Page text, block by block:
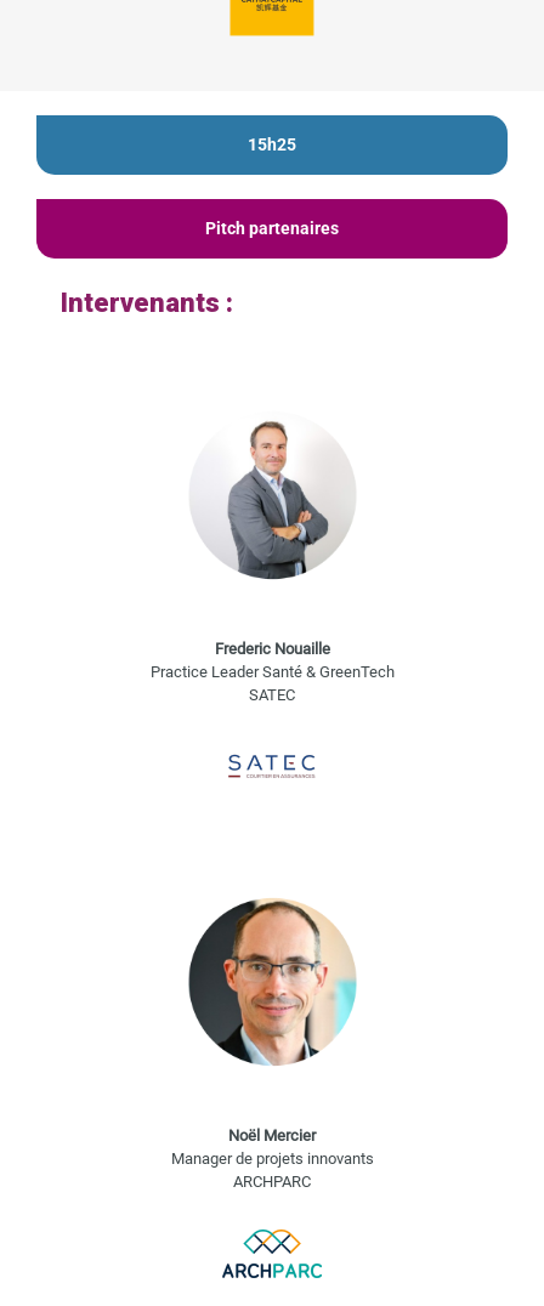
15h25
Pitch partenaires
Intervenants :
Frederic Nouaille
Practice Leader Santé & GreenTech
SATEC
Noël Mercier
Manager de projets innovants
ARCHPARC